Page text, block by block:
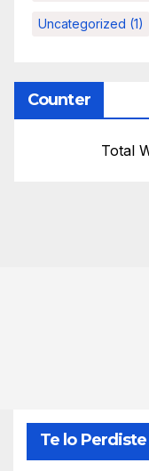
Uncategorized (1)
Counter
Total
Te lo Perdiste